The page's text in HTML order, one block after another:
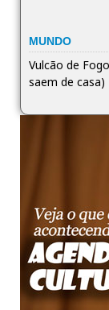
MUNDO
Vulcão de
saem de casa)